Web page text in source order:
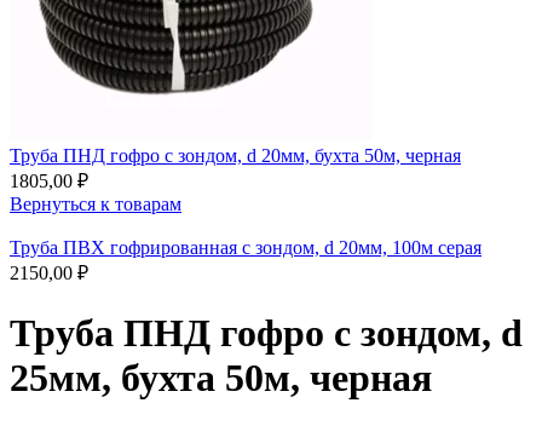
Труба ПНД гофро с зондом, d 20мм, бухта 50м, черная
1805,00 ₽
Вернуться к товарам
Труба ПВХ гофрированная с зондом, d 20мм, 100м серая
2150,00 ₽
Труба ПНД гофро с зондом, d
25мм, бухта 50м, черная